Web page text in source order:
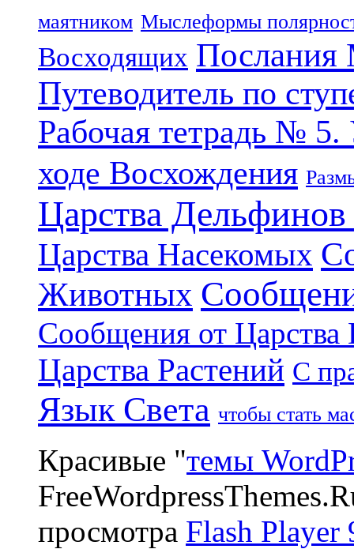
маятником Мыслеформы
Восходящих Послания
Путеводитель по
Рабочая тетрадь №
ходе Восхождения
Царства
Царства Насекомых
Животных
Сообщения от Царства
Царства Растений С
Язык Света чтобы стать
Красивые "темы
просмотра Flash Player